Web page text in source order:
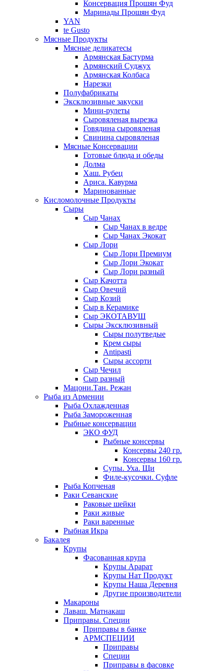
Консервация Прошян Фуд
Маринады Прошян Фуд
YAN
te Gusto
Мясные Продукты
Мясные деликатесы
Армянская Бастурма
Армянский Суджух
Армянская Колбаса
Нарезки
Полуфабрикаты
Эксклюзивные закуски
Мини-рулеты
Сыровяленая вырезка
Говядина сыровяленая
Свинина сыровяленая
Мясные Консервации
Готовые блюда и обеды
Долма
Хаш. Рубец
Ариса. Кавурма
Маринованные
Кисломолочные Продукты
Сыры
Сыр Чанах
Сыр Чанах в ведре
Сыр Чанах Экокат
Сыр Лори
Сыр Лори Премиум
Сыр Лори Экокат
Сыр Лори разный
Сыр Качотта
Сыр Овечий
Сыр Козий
Сыр в Керамике
Сыр ЭКОТАВУШ
Сыры Эксклюзивный
Сыры полутведые
Крем сыры
Antipasti
Сыры ассорти
Сыр Чечил
Сыр разный
Мацони.Тан. Режан
Рыба из Армении
Рыба Охлажденная
Рыба Замороженная
Рыбные консервации
ЭКО ФУД
Рыбные консервы
Консервы 240 гр.
Консервы 160 гр.
Супы. Уха. Щи
Филе-кусочки. Суфле
Рыба Копченая
Раки Севанские
Раковые шейки
Раки живые
Раки варенные
Рыбная Икра
Бакалея
Крупы
Фасованная крупа
Крупы Арарат
Крупы Нат Продукт
Крупы Наша Деревня
Другие производители
Макароны
Лаваш. Матнакаш
Приправы. Специи
Приправы в банке
АРМСПЕЦИИ
Приправы
Специи
Приправы в фасовке